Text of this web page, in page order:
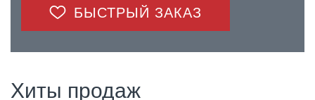
БЫСТРЫЙ ЗАКАЗ
Хиты продаж